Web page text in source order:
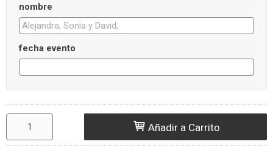
nombre
fecha evento
Añadir a Carrito